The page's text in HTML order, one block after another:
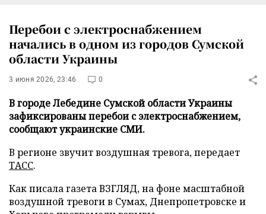
Перебои с электроснабжением
начались в одном из городов Сумской
области Украины
3 июня 2026, 23:46 0
В городе Лебедине Сумской области Украины
зафиксированы перебои с электроснабжением,
сообщают украинские СМИ.
В регионе звучит воздушная тревога, передает
ТАСС.
Как писала газета ВЗГЛЯД, на фоне масштабной
воздушной тревоги в Сумах, Днепропетровске и